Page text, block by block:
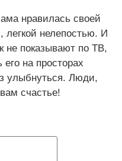
нравилась своей
нелепостью. И
не показывают по ТВ,
на просторах
улыбнуться. Люди,
счастье!